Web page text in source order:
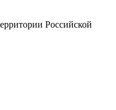
Российской